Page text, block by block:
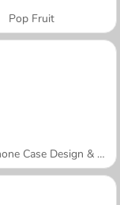
Pop Fruit
Mobile Phone Case Design & DIY